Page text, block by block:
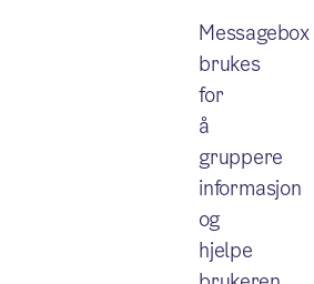
Messagebox
brukes
for
å
gruppere
informasjon
og
hjelpe